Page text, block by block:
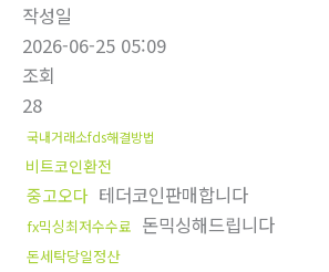
작성일
2026-06-25 05:09
조회
28
국내거래소fds해결방법
비트코인환전
중고오다 테더코인판매합니다
fx믹싱최저수수료 돈믹싱해드립니다
돈세탁당일정산